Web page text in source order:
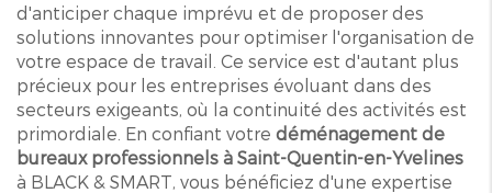
d'anticiper chaque imprévu et de proposer des
solutions innovantes pour optimiser l'organisation de
votre espace de travail. Ce service est d'autant plus
précieux pour les entreprises évoluant dans des
secteurs exigeants, où la continuité des activités est
primordiale. En confiant votre déménagement de
bureaux professionnels à Saint-Quentin-en-Yvelines
à BLACK & SMART, vous bénéficiez d'une expertise